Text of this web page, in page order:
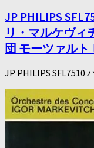
JP PHILIPS
リ・マルケヴィ
団 モーツァルト
JP PHILIPS